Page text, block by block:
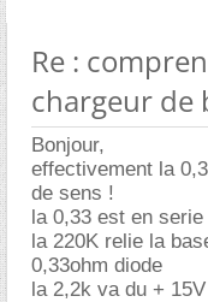
Re :
chargeur de
Bonjour,
effectivement la
de sens !
la 0,33 est en
la 220K relie la
0,33ohm diode
la 2,2k va du +